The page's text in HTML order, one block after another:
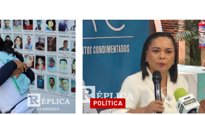
POLÍTICA